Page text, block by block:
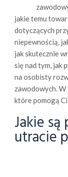
jakie temu
dotyczących
niepewnością,
jak skutecznie
się nad tym, jak
na osobisty
zawodowych.
które pomogą
Jakie
utracie